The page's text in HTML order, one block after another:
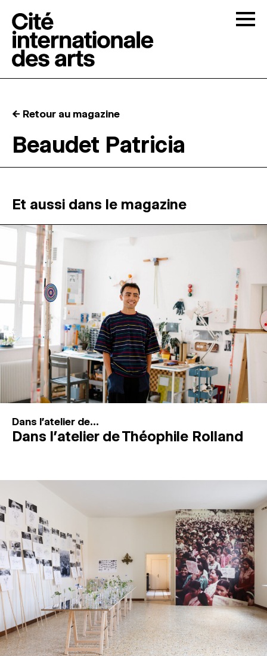
RÉSIDENCES ↓
ATELIERS OUVERTS
PROGRAMMATION
MAGAZINE
ESPACES DE PRATIQUE ARTISTIQUE ↓
Recherche
Connexion
← Retour au magazine
Beaudet Patricia
Et aussi dans le magazine
Dans l'atelier de...
Dans l’atelier de Théophile Rolland